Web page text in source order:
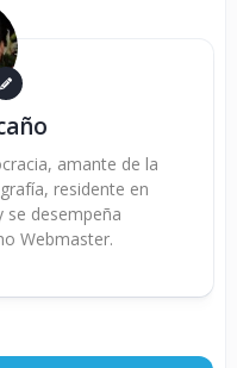
amante de la
residente en
se desempeña
Webmaster.